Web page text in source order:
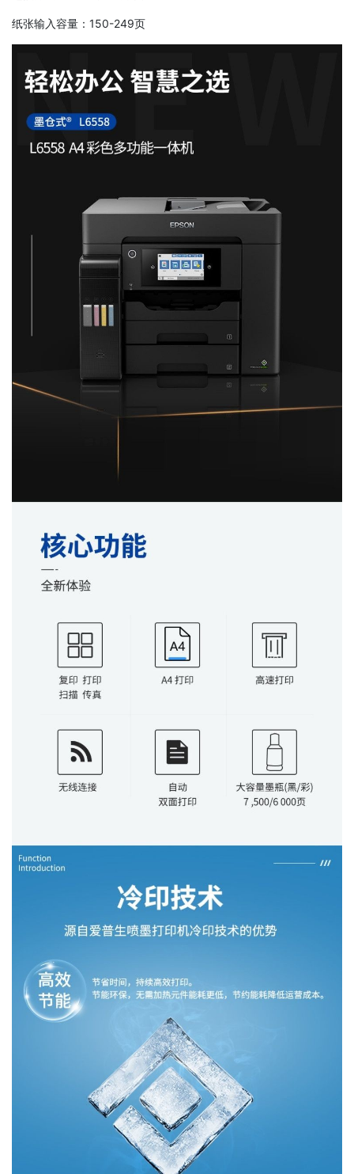
纸张输入容量：150-249页